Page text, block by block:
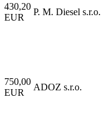
430,20
EUR
P. M. Diesel s.r.o.
750,00
EUR
ADOZ s.r.o.